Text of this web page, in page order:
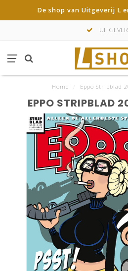
De shop van Uitgeverij L
Home Eppo Stripblad
EPPO STRIPBLAD